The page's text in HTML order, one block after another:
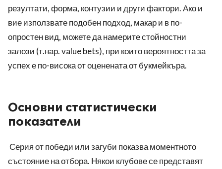
резултати, форма, контузии и други фактори. Ако и
вие използвате подобен подход, макар и в по-
опростен вид, можете да намерите стойностни
залози (т.нар. value bets), при които вероятността за
успех е по-висока от оценената от букмейкъра.
Основни статистически
показатели
Серия от победи или загуби показва моментното
състояние на отбора. Някои клубове се представят